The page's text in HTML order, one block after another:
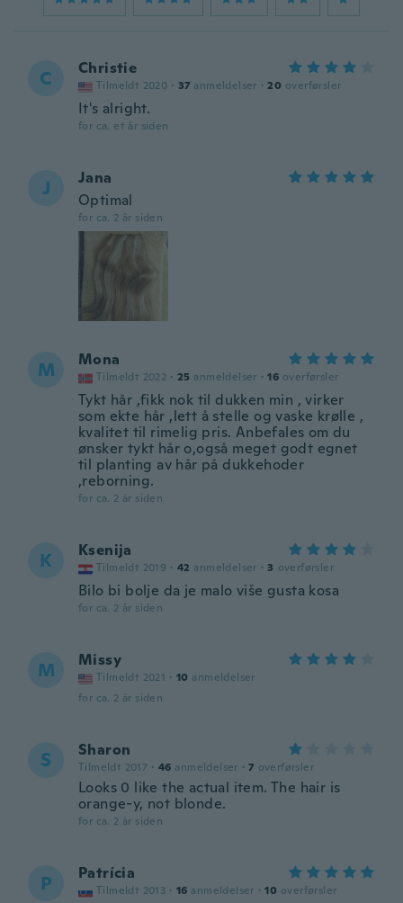
C Christie
Tilmeldt 2020 · 37 anmeldelser · 20 overførsler
It's alright.
for ca. et år siden
J
Jana
Optimal
for ca. 2 år siden
M Mona
Tilmeldt 2022 · 25 anmeldelser · 16 overførsler
Tykt hår ,fikk nok til dukken min , virker
som ekte hår ,lett å stelle og vaske krølle ,
kvalitet til rimelig pris. Anbefales om du
ønsker tykt hår o,også meget godt egnet
til planting av hår på dukkehoder
,reborning.
for ca. 2 år siden
K Ksenija
Tilmeldt 2019 · 42 anmeldelser · 3 overførsler
Bilo bi bolje da je malo više gusta kosa
for ca. 2 år siden
M Missy
Tilmeldt 2021 · 10 anmeldelser
for ca. 2 år siden
S Sharon
Tilmeldt 2017 · 46 anmeldelser · 7 overførsler
Looks 0 like the actual item. The hair is
orange-y, not blonde.
for ca. 2 år siden
P Patrícia
Tilmeldt 2013 · 16 anmeldelser · 10 overførsler